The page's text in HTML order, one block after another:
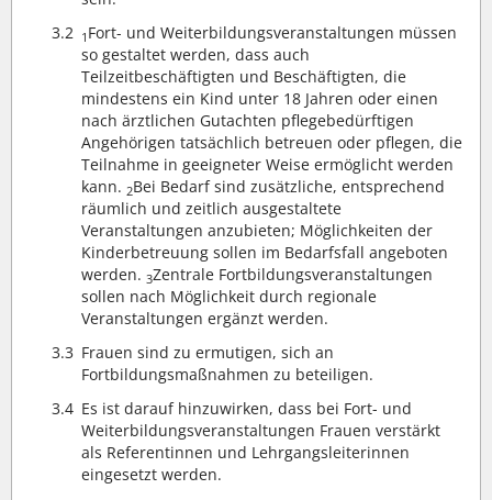
3.2 1 Fort- und Weiterbildungsveranstaltungen müssen
so gestaltet werden, dass auch
Teilzeitbeschäftigten und Beschäftigten, die
mindestens ein Kind unter 18 Jahren oder einen
nach ärztlichen Gutachten pflegebedürftigen
Angehörigen tatsächlich betreuen oder pflegen, die
Teilnahme in geeigneter Weise ermöglicht werden
kann. 2Bei Bedarf sind zusätzliche, entsprechend
räumlich und zeitlich ausgestaltete
Veranstaltungen anzubieten; Möglichkeiten der
Kinderbetreuung sollen im Bedarfsfall angeboten
werden. 3Zentrale Fortbildungsveranstaltungen
sollen nach Möglichkeit durch regionale
Veranstaltungen ergänzt werden.
3.3 Frauen sind zu ermutigen, sich an
Fortbildungsmaßnahmen zu beteiligen.
3.4 Es ist darauf hinzuwirken, dass bei Fort- und
Weiterbildungsveranstaltungen Frauen verstärkt
als Referentinnen und Lehrgangsleiterinnen
eingesetzt werden.